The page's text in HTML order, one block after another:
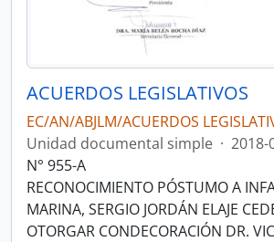
ACUERDOS LEGISLATIVOS
EC/AN/ABJLM/ACUERDOS
Unidad documental simple · 2018-
N° 955-A
RECONOCIMIENTO PÓSTUMO A
MARINA, SERGIO JORDÁN ELAJE
OTORGAR CONDECORACIÓN DR.